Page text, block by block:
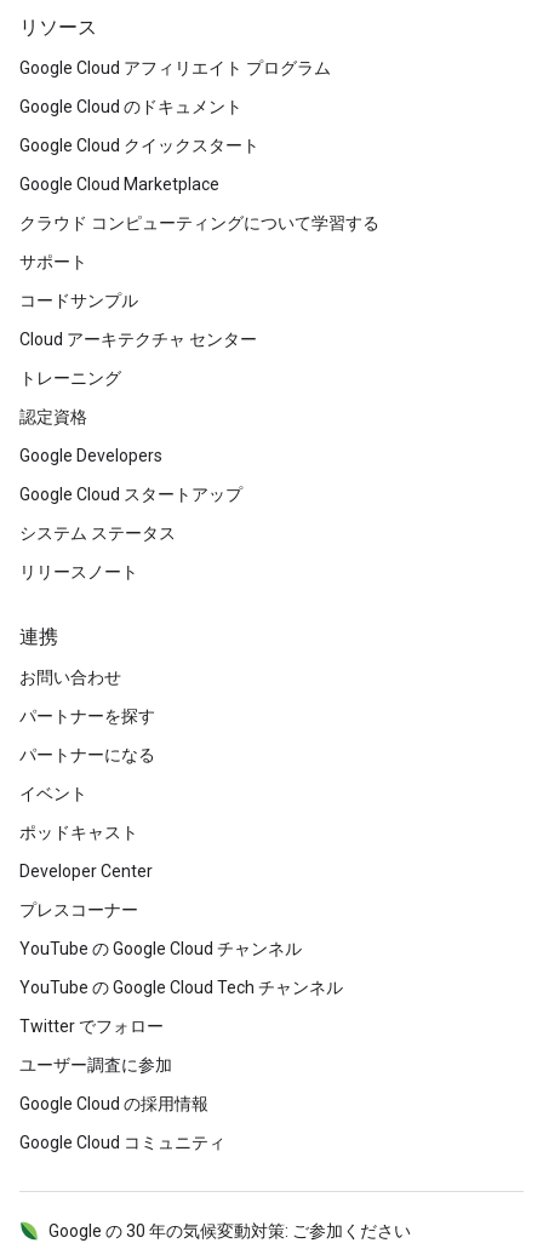
リソース
Google Cloud アフィリエイト プログラム
Google Cloud のドキュメント
Google Cloud クイックスタート
Google Cloud Marketplace
クラウド コンピューティングについて学習する
サポート
コードサンプル
Cloud アーキテクチャ センター
トレーニング
認定資格
Google Developers
Google Cloud スタートアップ
システム ステータス
リリースノート
連携
お問い合わせ
パートナーを探す
パートナーになる
イベント
ポッドキャスト
Developer Center
プレスコーナー
YouTube の Google Cloud チャンネル
YouTube の Google Cloud Tech チャンネル
Twitter でフォロー
ユーザー調査に参加
Google Cloud の採用情報
Google Cloud コミュニティ
Google の 30 年の気候変動対策: ご参加ください